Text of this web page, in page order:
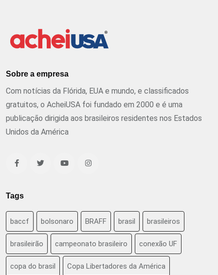
Sobre a empresa
Com notícias da Flórida, EUA e mundo, e classificados
gratuitos, o AcheiUSA foi fundado em 2000 e é uma
publicação dirigida aos brasileiros residentes nos Estados
Unidos da América
Tags
baccf bolsonaro BRAFF brasil brasileiros
brasileirão campeonato brasileiro conexão UF
copa do brasil Copa Libertadores da América